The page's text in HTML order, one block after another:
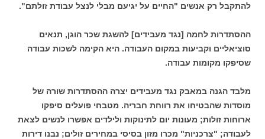
להתקבל רק אנשים "החיים על יגיעם מבלי לנצל עבודת זולתם".
ההסתדרות לחמה [נגד מעבידים] להשגת שכר הוגן, תנאים
סוציאליים וקביעות במקום העבודה. היא הקימה לשכות עבודה
שסיפקו מקומות עבודה.
מלבד הגנה במאבק נגד מעבידים יצרה ההסתדרות שורה של
מוסדות שהבטיחו את רווחת חבריה. מטבחי פועלים סיפקו
ארוחות זולות; מעונות יום לתינוקות ולילדים אפשרו לנשים לצאת
לעבודה; "צרכניות" מכרו מזון בסיסי במחירים זולים; נבנו דירות